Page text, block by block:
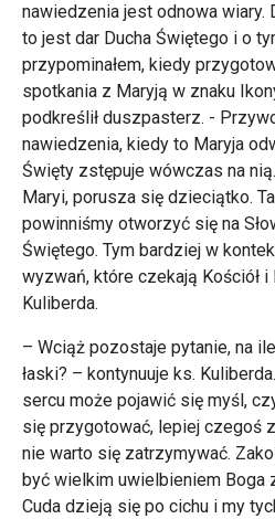
nawiedzenia jest odnowa wiary.
to jest dar Ducha Świętego i o
przypominałem, kiedy
spotkania z Maryją w znaku
podkreślił duszpasterz. -
nawiedzenia, kiedy to Maryja
Święty zstępuje wówczas na
Maryi, porusza się dzieciątko.
powinniśmy otworzyć się na
Świętego. Tym bardziej w
wyzwań, które czekają Kościół i
Kuliberda.
– Wciąż pozostaje pytanie, na
łaski? – kontynuuje ks.
sercu może pojawić się myśl,
się przygotować, lepiej czegoś
nie warto się zatrzymywać.
być wielkim uwielbieniem Boga
Cuda dzieją się po cichu i my